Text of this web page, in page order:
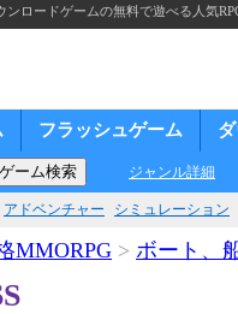
ロードゲームの無料で遊べる人気
フラッシュゲーム
ジャンル詳細
アドベンチャー シミュレーション
MMORPG > ボート、